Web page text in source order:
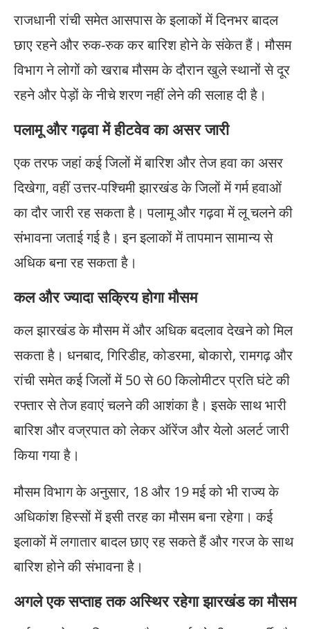
राजधानी रांची समेत आसपास के इलाकों में दिनभर बादल
छाए रहने और रुक-रुक कर बारिश होने के संकेत हैं। मौसम
विभाग ने लोगों को खराब मौसम के दौरान खुले स्थानों से दूर
रहने और पेड़ों के नीचे शरण नहीं लेने की सलाह दी है।
पलामू और गढ़वा में हीटवेव का असर जारी
एक तरफ जहां कई जिलों में बारिश और तेज हवा का असर
दिखेगा, वहीं उत्तर-पश्चिमी झारखंड के जिलों में गर्म हवाओं
का दौर जारी रह सकता है। पलामू और गढ़वा में लू चलने की
संभावना जताई गई है। इन इलाकों में तापमान सामान्य से
अधिक बना रह सकता है।
कल और ज्यादा सक्रिय होगा मौसम
कल झारखंड के मौसम में और अधिक बदलाव देखने को मिल
सकता है। धनबाद, गिरिडीह, कोडरमा, बोकारो, रामगढ़ और
रांची समेत कई जिलों में 50 से 60 किलोमीटर प्रति घंटे की
रफ्तार से तेज हवाएं चलने की आशंका है। इसके साथ भारी
बारिश और वज्रपात को लेकर ऑरेंज और येलो अलर्ट जारी
किया गया है।
मौसम विभाग के अनुसार, 18 और 19 मई को भी राज्य के
अधिकांश हिस्सों में इसी तरह का मौसम बना रहेगा। कई
इलाकों में लगातार बादल छाए रह सकते हैं और गरज के साथ
बारिश होने की संभावना है।
अगले एक सप्ताह तक अस्थिर रहेगा झारखंड का मौसम